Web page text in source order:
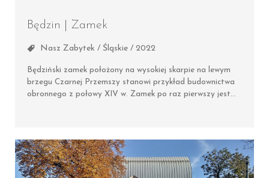
Będzin | Zamek
Nasz Zabytek / Śląskie / 2022
Będziński zamek położony na wysokiej skarpie na lewym
brzegu Czarnej Przemszy stanowi przykład budownictwa
obronnego z połowy XIV w. Zamek po raz pierwszy jest…